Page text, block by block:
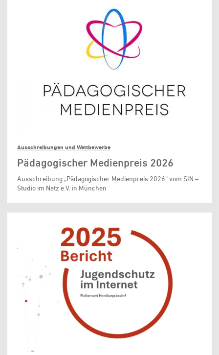
Ausschreibungen und Wettbewerbe
Pädagogischer Medienpreis 2026
Ausschreibung „Pädagogischer Medienpreis 2026“ vom SIN –
Studio im Netz e.V. in München